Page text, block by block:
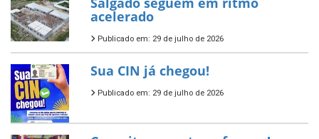
acelerado
Publicado em: 29 de julho de 2026
Sua CIN já chegou!
Publicado em: 29 de julho de 2026